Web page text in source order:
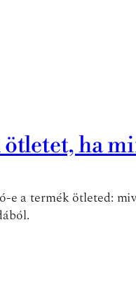
ha
a termék ötleted: